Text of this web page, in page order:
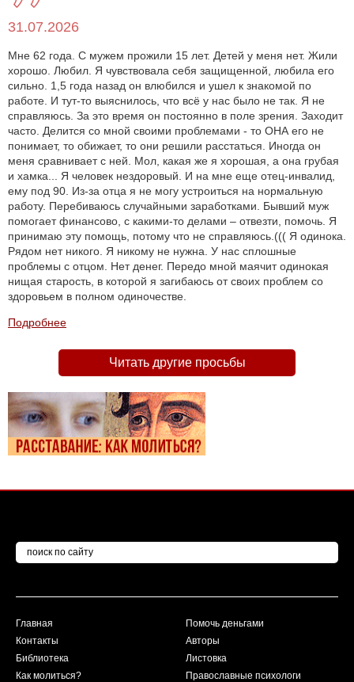
31.07.2026
Мне 62 года. С мужем прожили 15 лет. Детей у меня нет. Жили
хорошо. Любил. Я чувствовала себя защищенной, любила его
сильно. 1,5 года назад он влюбился и ушел к знакомой по
работе. И тут-то выяснилось, что всё у нас было не так. Я не
справляюсь. За это время он постоянно в поле зрения. Заходит
часто. Делится со мной своими проблемами - то ОНА его не
понимает, то обижает, то они решили расстаться. Иногда он
меня сравнивает с ней. Мол, какая же я хорошая, а она грубая
и хамка... Я человек нездоровый. И на мне еще отец-инвалид,
ему под 90. Из-за отца я не могу устроиться на нормальную
работу. Перебиваюсь случайными заработками. Бывший муж
помогает финансово, с какими-то делами – отвезти, помочь. Я
принимаю эту помощь, потому что не справляюсь.((( Я одинока.
Рядом нет никого. Я никому не нужна. У нас сплошные
проблемы с отцом. Нет денег. Передо мной маячит одинокая
нищая старость, в которой я загибаюсь от своих проблем со
здоровьем в полном одиночестве.
Подробнее
Читать другие просьбы
Главная
Контакты
Библиотека
Как молиться?
Помочь деньгами
Авторы
Листовка
Православные психологи